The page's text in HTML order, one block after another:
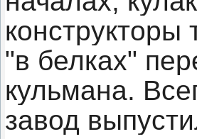
конструкторы
"в белках"
кульмана.
завод